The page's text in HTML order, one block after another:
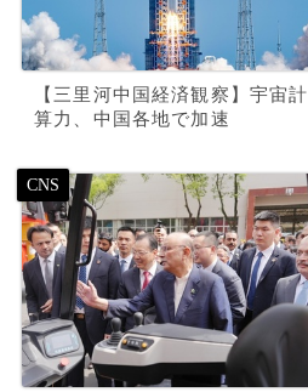
【三里河中国経済観察】宇宙計
算力、中国各地で加速